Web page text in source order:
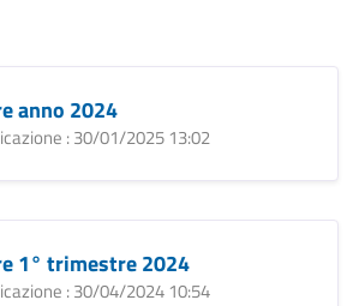
anno 2024
: 30/01/2025 13:02
1° trimestre 2024
: 30/04/2024 10:54